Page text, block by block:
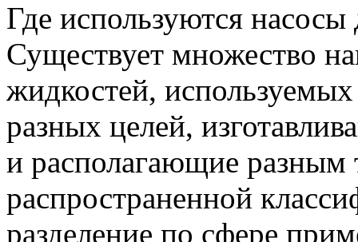
Где используются
Существует множество
жидкостей,
разных целей,
и располагающие разным
распространенной
разделение по сфере